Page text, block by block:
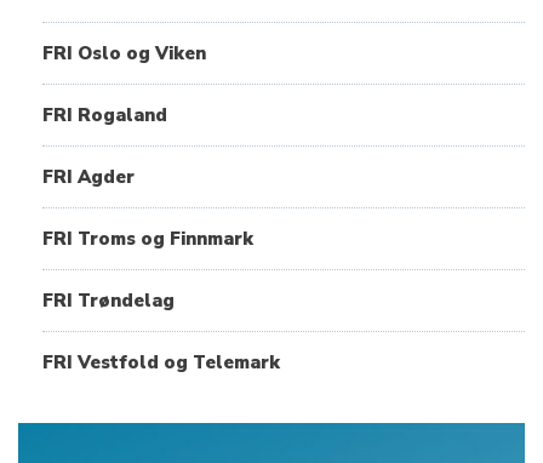
FRI Oslo og Viken
FRI Rogaland
FRI Agder
FRI Troms og Finnmark
FRI Trøndelag
FRI Vestfold og Telemark